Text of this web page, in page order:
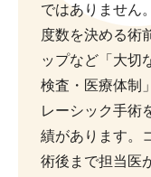
ではありません
度数を決める術
ップなど「大切
検査・医療体制
レーシック手術
績があります。
術後まで担当医